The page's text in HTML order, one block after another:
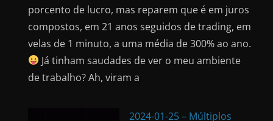
porcento de lucro, mas reparem que é em juros
compostos, em 21 anos seguidos de trading, em
velas de 1 minuto, a uma média de 300% ao ano.
Já tinham saudades de ver o meu ambiente
de trabalho? Ah, viram a
2024-01-25 – Múltiplos